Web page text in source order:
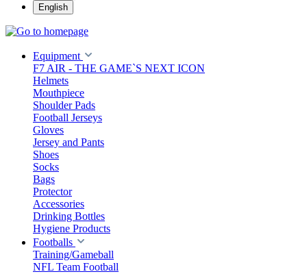
English
Equipment
F7 AIR - THE GAME`S NEXT ICON
Helmets
Mouthpiece
Shoulder Pads
Football Jerseys
Gloves
Jersey and Pants
Shoes
Socks
Bags
Protector
Accessories
Drinking Bottles
Hygiene Products
Footballs
Training/Gameball
NFL Team Football